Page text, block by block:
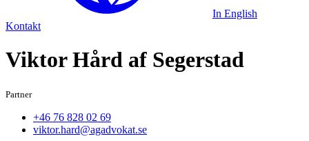
In English
Kontakt
Viktor Hård af Segerstad
Partner
+46 76 828 02 69
viktor.hard@agadvokat.se